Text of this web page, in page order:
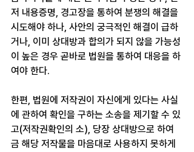
저 내용증명, 경고장을 통하여 분쟁의 해결을
시도해야 하나, 사안의 궁극적인 해결이 급하
거나, 이미 상대방과 합의가 되지 않을 가능성
이 높은 경우 곧바로 법원을 통하여 대응을 하
여야 한다.
한편, 법원에 저작권이 자신에게 있다는 사실
에 관하여 확인을 구하는 소송을 제기할 수 있
고(저작권확인의 소), 당장 상대방으로 하여
금 해당 저작물을 마음대로 사용하지 못하게